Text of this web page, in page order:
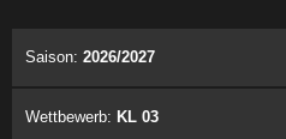
Saison: 2026/2027
Wettbewerb: KL 03